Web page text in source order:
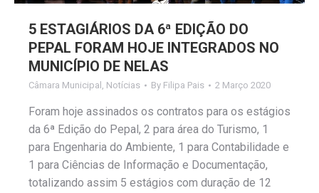
5 ESTAGIÁRIOS DA 6ª EDIÇÃO DO
PEPAL FORAM HOJE INTEGRADOS NO
MUNICÍPIO DE NELAS
Câmara Municipal , Notícias By Filipa Pais 2 Março 2020
Foram hoje assinados os contratos para os estágios
da 6ª Edição do Pepal, 2 para área do Turismo, 1
para Engenharia do Ambiente, 1 para Contabilidade e
1 para Ciências de Informação e Documentação,
totalizando assim 5 estágios com duração de 12